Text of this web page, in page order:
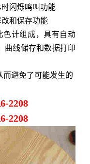
闪烁鸣叫功能
和保存功能
色计组成，具有自动
曲线储存和数据打印
而避免了可能发生的
2208
2208